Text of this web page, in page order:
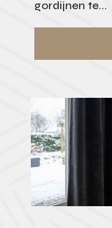
gordijnen te...